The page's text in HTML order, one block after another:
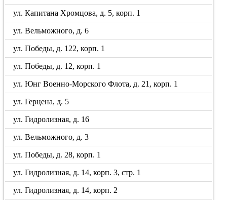
ул. Капитана Хромцова, д. 5, корп. 1
ул. Вельможного, д. 6
ул. Победы, д. 122, корп. 1
ул. Победы, д. 12, корп. 1
ул. Юнг Военно-Морского Флота, д. 21, корп. 1
ул. Герцена, д. 5
ул. Гидролизная, д. 16
ул. Вельможного, д. 3
ул. Победы, д. 28, корп. 1
ул. Гидролизная, д. 14, корп. 3, стр. 1
ул. Гидролизная, д. 14, корп. 2